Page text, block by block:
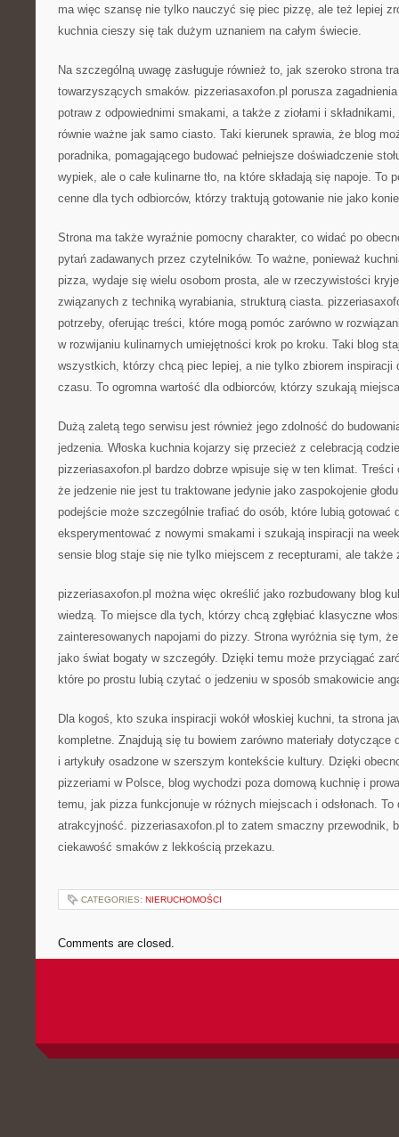
ma więc szansę nie tylko nauczyć się piec pizzę, ale też lepiej
kuchnia cieszy się tak dużym uznaniem na całym świecie.
Na szczególną uwagę zasługuje również to, jak szeroko strona
towarzyszących smaków. pizzeriasaxofon.pl porusza
potraw z odpowiednimi smakami, a także z ziołami i
równie ważne jak samo ciasto. Taki kierunek sprawia, że blog
poradnika, pomagającego budować pełniejsze doświadczenie
wypiek, ale o całe kulinarne tło, na które składają się napoje. To
cenne dla tych odbiorców, którzy traktują gotowanie nie jako
Strona ma także wyraźnie pomocny charakter, co widać po
pytań zadawanych przez czytelników. To ważne, ponieważ
pizza, wydaje się wielu osobom prosta, ale w rzeczywistości
związanych z techniką wyrabiania, strukturą ciasta.
potrzeby, oferując treści, które mogą pomóc zarówno w
w rozwijaniu kulinarnych umiejętności krok po kroku. Taki blog
wszystkich, którzy chcą piec lepiej, a nie tylko zbiorem inspiracji
czasu. To ogromna wartość dla odbiorców, którzy szukają
Dużą zaletą tego serwisu jest również jego zdolność do
jedzenia. Włoska kuchnia kojarzy się przecież z celebracją
pizzeriasaxofon.pl bardzo dobrze wpisuje się w ten klimat. Treści
że jedzenie nie jest tu traktowane jedynie jako zaspokojenie
podejście może szczególnie trafiać do osób, które lubią gotować
eksperymentować z nowymi smakami i szukają inspiracji na
sensie blog staje się nie tylko miejscem z recepturami, ale także
pizzeriasaxofon.pl można więc określić jako rozbudowany blog
wiedzą. To miejsce dla tych, którzy chcą zgłębiać klasyczne
zainteresowanych napojami do pizzy. Strona wyróżnia się tym,
jako świat bogaty w szczegóły. Dzięki temu może przyciągać
które po prostu lubią czytać o jedzeniu w sposób smakowicie
Dla kogoś, kto szuka inspiracji wokół włoskiej kuchni, ta strona
kompletne. Znajdują się tu bowiem zarówno materiały dotyczące
i artykuły osadzone w szerszym kontekście kultury. Dzięki
pizzeriami w Polsce, blog wychodzi poza domową kuchnię i
temu, jak pizza funkcjonuje w różnych miejscach i odsłonach. To
atrakcyjność. pizzeriasaxofon.pl to zatem smaczny przewodnik,
ciekawość smaków z lekkością przekazu.
CATEGORIES: NIERUCHOMOŚCI
Comments are closed.